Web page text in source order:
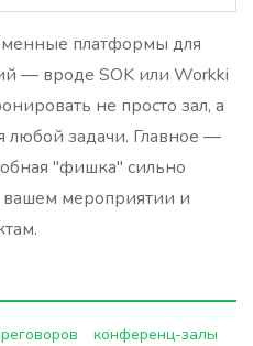
платформы для
— вроде SOK или Workki
не просто зал, а
любой задачи. Главное —
"фишка" сильно
вашем мероприятии и
конференц-залы